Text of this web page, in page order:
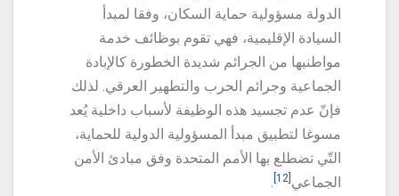
الدولة مسؤولية حماية السكان، وفقا لمبدأ
السيادة الإقليمية، فهي تقوم بوظائف خدمة
مواطنيها من الجرائم شديدة الخطورة كالإبادة
الجماعية وجرائم الحرب والتطهير العرقي. لذلك
فإنّ عدم تجسيد هذه الوظيفة لأسباب داخلية يُعد
مسوغا لتطبيق مبدأ المسؤولية الدولية للحماية،
التّي تضطلع بها الأمم المتحدة وفق مبادئ الأمن
الجماعي
.